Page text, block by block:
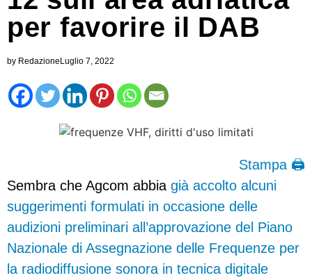
per favorire il DAB
by RedazioneLuglio 7, 2022
Stampa 🖨
Sembra che Agcom abbia già accolto alcuni
suggerimenti formulati in occasione delle
audizioni preliminari all’approvazione del Piano
Nazionale di Assegnazione delle Frequenze per
la radiodiffusione sonora in tecnica digitale